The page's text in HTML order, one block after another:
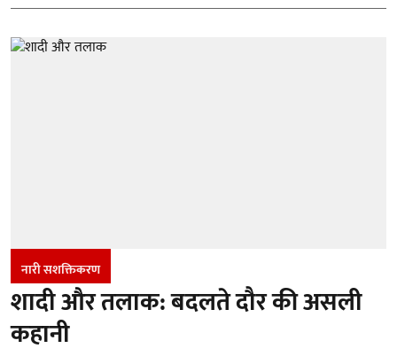
नारी सशक्तिकरण
शादी और तलाक: बदलते दौर की असली
कहानी